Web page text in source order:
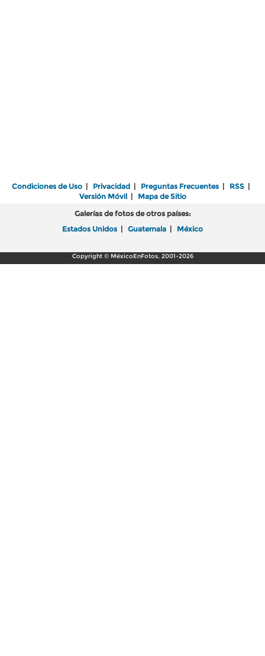
Condiciones de Uso | Privacidad | Preguntas Frecuentes | RSS |
Versión Móvil| Mapa de Sitio
Galerías de fotos de otros países:
Estados Unidos | Guatemala | México
Copyright © MéxicoEnFotos, 2001-2026